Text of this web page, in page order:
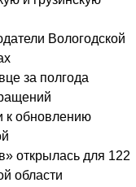
Вологодской
за полгода
к обновлению
открылась для 122
области